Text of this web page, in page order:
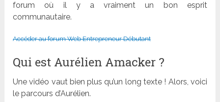
forum où il y a vraiment un bon esprit
communautaire.
Accéder au forum Web Entrepreneur Débutant
Qui est Aurélien Amacker ?
Une vidéo vaut bien plus qu’un long texte ! Alors, voici
le parcours d’Aurélien.